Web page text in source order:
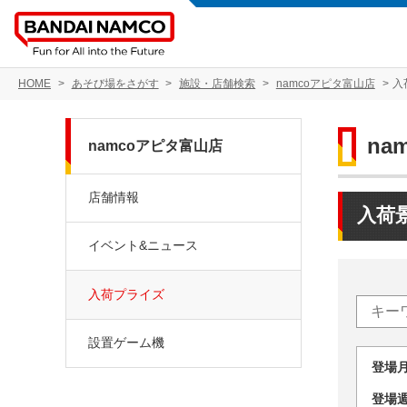
HOME あそび場をさがす 施設・店舗検索 namcoアピタ富山店 入
入荷
登
登
namcoアピタ富山店
店舗情報
イベント&ニュース
入荷プライズ
設置ゲーム機